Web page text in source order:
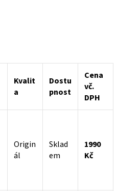
Kvalit
a
Dostu
pnost
Cena
vč.
DPH
Origin
ál
Sklad
em
1990
Kč